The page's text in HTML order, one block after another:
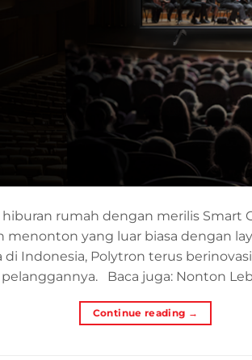
rumah dengan merilis Smart
menonton yang luar biasa dengan
Indonesia, Polytron terus
Baca juga: Nonton
Continue reading →